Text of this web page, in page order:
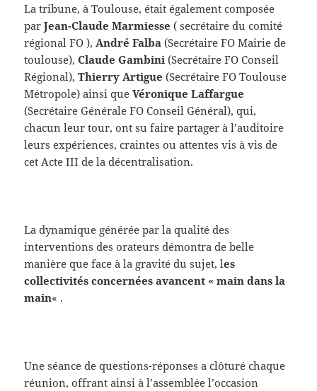
La tribune, à Toulouse, était également composée
parJean-Claude Marmiesse ( secrétaire du comité
régional FO ), André Falba (Secrétaire FO Mairie de
toulouse),Claude Gambini (Secrétaire FO Conseil
Régional),Thierry Artigue (Secrétaire FO Toulouse
Métropole) ainsi queVéronique Laffargue
(Secrétaire Générale FO Conseil Général), qui,
chacun leur tour, ont su faire partager à l’auditoire
leurs expériences, craintes ou attentes vis à vis de
cet Acte III de la décentralisation.
La dynamique générée par la qualité des
interventions des orateurs démontra de belle
manière que face à la gravité du sujet, les
collectivités concernées avancent « main dans la
main« .
Une séance de questions-réponses a clôturé chaque
réunion, offrant ainsi à l’assemblée l’occasion